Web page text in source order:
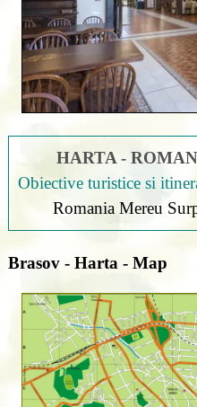
HARTA -
Obiective turistice si
Romania Mereu
Brasov - Harta - Map